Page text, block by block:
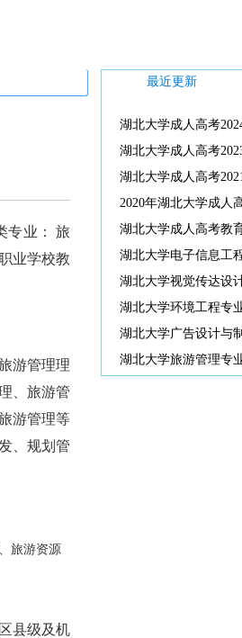
专业： 旅
业学校教
游管理理
、旅游管
游管理等
、规划管
旅游资源
县级及机
最近更新
湖北大学成人高考
湖北大学成人高考
湖北大学成人高考
2020年湖北大学成人
湖北大学成人高考教
湖北大学电子信息工
湖北大学视觉传达设
湖北大学环境工程专
湖北大学广告设计与
湖北大学旅游管理专